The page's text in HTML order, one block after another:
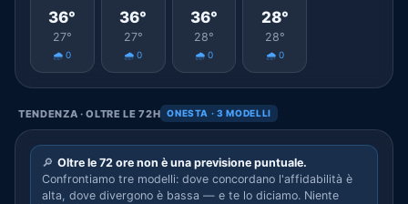
36°
27°
🌧️ 0
36°
27°
🌧️ 0
36°
28°
🌧️ 0
28°
28°
🌧️ 0
TENDENZA · OLTRE LE 72H ONESTA · 3 MODELLI
🔎 Oltre le 72 ore non è una previsione puntuale.
Confrontiamo tre modelli: dove concordano l'affidabilità è
alta, dove divergono è bassa — e te lo diciamo. Niente